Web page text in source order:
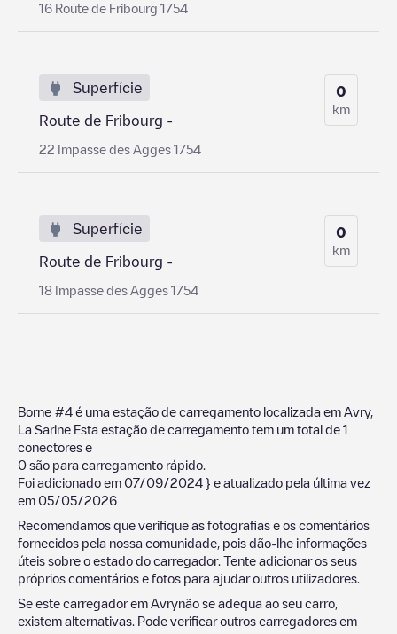
16 Route de Fribourg 1754
Superfície
Route de Fribourg -
22 Impasse des Agges 1754
0
km
Superfície
Route de Fribourg -
18 Impasse des Agges 1754
0
km
Borne #4 é uma estação de carregamento localizada em Avry,
La Sarine Esta estação de carregamento tem um total de 1
conectores e
0 são para carregamento rápido.
Foi adicionado em 07/09/2024 } e atualizado pela última vez
em 05/05/2026
Recomendamos que verifique as fotografias e os comentários
fornecidos pela nossa comunidade, pois dão-lhe informações
úteis sobre o estado do carregador. Tente adicionar os seus
próprios comentários e fotos para ajudar outros utilizadores.
Se este carregador em Avrynão se adequa ao seu carro,
existem alternativas. Pode verificar outros carregadores em